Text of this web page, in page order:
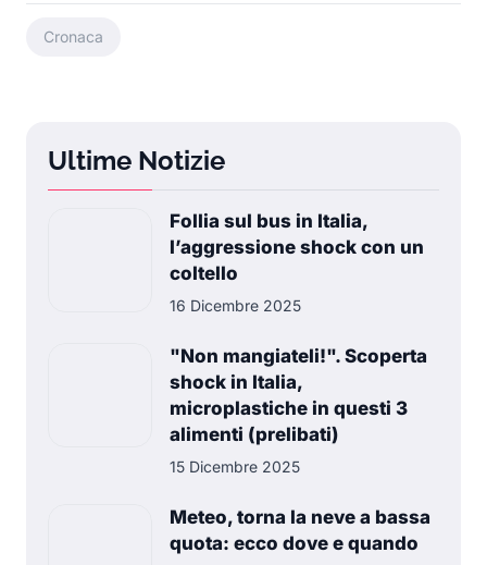
Cronaca
Ultime Notizie
Follia sul bus in Italia,
l’aggressione shock con un
coltello
16 Dicembre 2025
"Non mangiateli!". Scoperta
shock in Italia,
microplastiche in questi 3
alimenti (prelibati)
15 Dicembre 2025
Meteo, torna la neve a bassa
quota: ecco dove e quando